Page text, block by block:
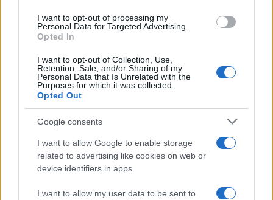
I want to opt-out of processing my
Personal Data for Targeted Advertising.
Opted In
I want to opt-out of Collection, Use,
Retention, Sale, and/or Sharing of my
Personal Data that Is Unrelated with the
Purposes for which it was collected.
Opted Out
Google consents
I want to allow Google to enable storage
related to advertising like cookies on web or
device identifiers in apps.
I want to allow my user data to be sent to
Continua a leggere